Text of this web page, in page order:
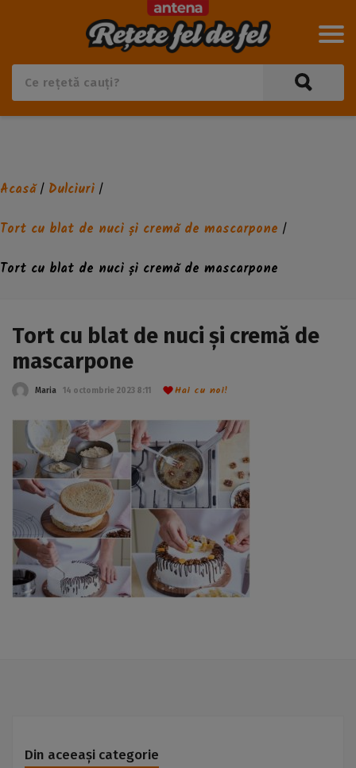
Acasă/ Dulciuri /
Tort cu blat de nuci și cremă de mascarpone /
Tort cu blat de nuci și cremă de mascarpone
Tort cu blat de nuci și cremă de
mascarpone
Maria 14 octombrie 2023 8:11 Hai cu noi!
Din aceeași categorie